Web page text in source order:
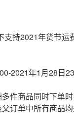
持2021年货节运
2021年1月28日
件商品同时下单
订单中所有商品